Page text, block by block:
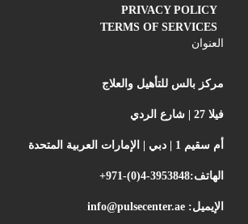
PRIVACY POLICY
TERMS OF SERVICES
العنوان
مركز بالس للتأهيل والعلاج
فيلا 27 | شارع الردي
أم سقيم 1 | دبي | الإمارات العربية المتحدة
الهاتف:+971-(0)4-3953848
الإيميل: info@pulsecenter.ae